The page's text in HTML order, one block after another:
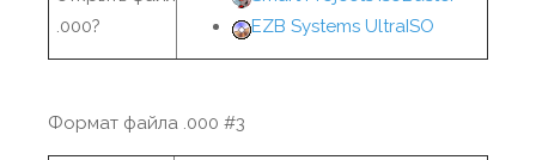
.000?
EZB Systems UltraISO
Формат файла .000 #3